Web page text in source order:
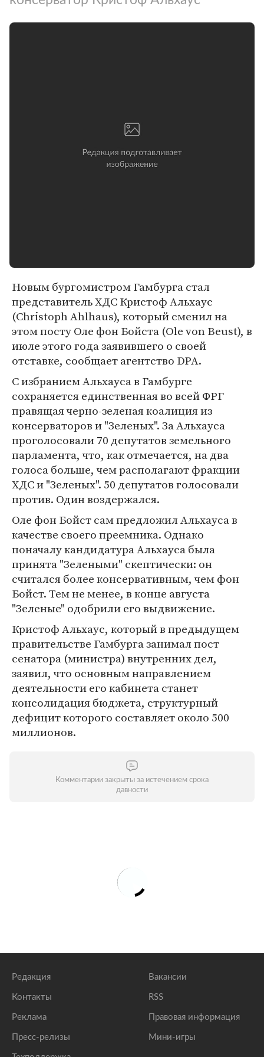
Новым бургомистром Гамбурга стал
представитель ХДС Кристоф Альхаус
(Christoph Ahlhaus), который сменил на
этом посту Оле фон Бойста (Ole von Beust), в
июле этого года заявившего о своей
отставке, сообщает агентство DPA.
С избранием Альхауса в Гамбурге
сохраняется единственная во всей ФРГ
правящая черно-зеленая коалиция из
консерваторов и "Зеленых". За Альхауса
проголосовали 70 депутатов земельного
парламента, что, как отмечается, на два
голоса больше, чем располагают фракции
ХДС и "Зеленых". 50 депутатов голосовали
против. Один воздержался.
Оле фон Бойст сам предложил Альхауса в
качестве своего преемника. Однако
поначалу кандидатура Альхауса была
принята "Зелеными" скептически: он
считался более консервативным, чем фон
Бойст. Тем не менее, в конце августа
"Зеленые" одобрили его выдвижение.
Кристоф Альхаус, который в предыдущем
правительстве Гамбурга занимал пост
сенатора (министра) внутренних дел,
заявил, что основным направлением
деятельности его кабинета станет
консолидация бюджета, структурный
дефицит которого составляет около 500
миллионов.
Комментарии закрыты за истечением срока
давности
Редакция
Контакты
Реклама
Пресс-релизы
Вакансии
RSS
Правовая информация
Мини-игры